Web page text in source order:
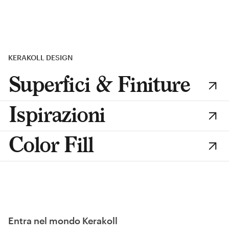
KERAKOLL DESIGN
Superfici & Finiture
Ispirazioni
Color Fill
Entra nel mondo Kerakoll